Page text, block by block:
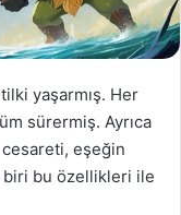
yaşarmış. Her
sürermiş. Ayrıca
eşeğin
biri bu özellikleri ile